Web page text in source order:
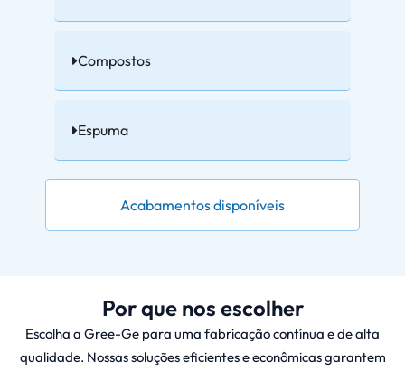
Acabamentos disponíveis
Compostos
Espuma
Por que nos escolher
Escolha a Gree-Ge para uma fabricação contínua e de alta
qualidade. Nossas soluções eficientes e econômicas garantem